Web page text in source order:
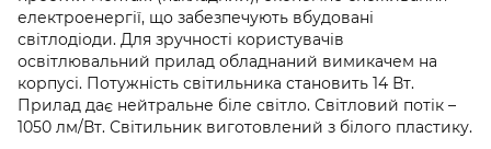
електроенергії, що забезпечують вбудовані
світлодіоди. Для зручності користувачів
освітлювальний прилад обладнаний вимикачем на
корпусі. Потужність світильника становить 14 Вт.
Прилад дає нейтральне біле світло. Світловий потік –
1050 лм/Вт. Світильник виготовлений з білого пластику.